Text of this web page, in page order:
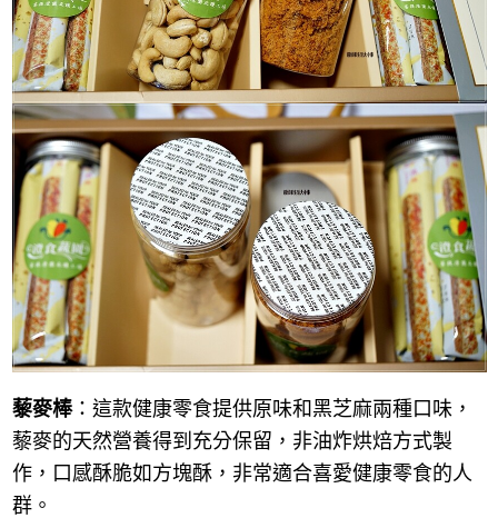
藜麥棒：這款健康零食提供原味和黑芝麻兩種口味，
藜麥的天然營養得到充分保留，非油炸烘焙方式製
作，口感酥脆如方塊酥，非常適合喜愛健康零食的人
群。